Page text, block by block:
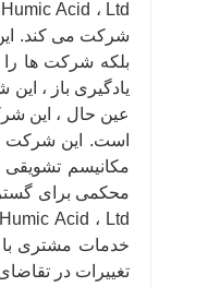
شرکت می کند. این
بلکه شرکت ها را
یادگیری باز ،
عین حال ، این
است. این شرکت
مکانیسم
خدمات مشتری با
تغییرات در